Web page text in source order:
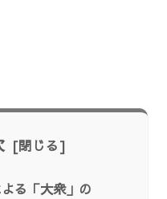
る「大衆」の